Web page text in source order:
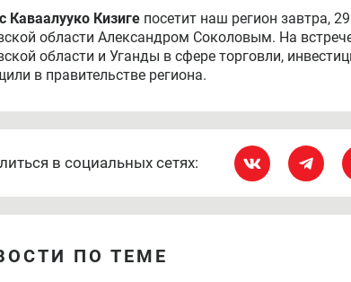
Каваалууко Кизиге посетит наш регион завтра,
области Александром Соколовым. На
области и Уганды в сфере торговли,
в правительстве региона.
в социальных сетях:
ПО ТЕМЕ